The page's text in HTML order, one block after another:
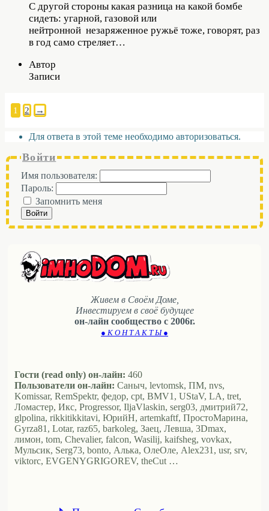
С другой стороны какая разница на какой бомбе
сидеть: угарной, газовой или
нейтронной незаряженное ружьё тоже, говорят, раз
в год само стреляет…
Автор
Записи
1 2 →
Для ответа в этой теме необходимо авторизоваться.
Войти
Имя пользователя:
Пароль:
Запомнить меня
Войти
Живем в Своём Доме,
Инвестируем в своё будущее
он-лайн сообщество с 2006г.
● К О Н Т А К Т Ы ●
Гости (read only) он-лайн: 460
Пользователи он-лайн: Саныч, levtomsk, ПМ, nvs,
Komissar, RemSpektr, федор, cpt, BMV1, UStaV, LA, tret,
Ломастер, Икс, Progressor, IljaVlaskin, serg03, дмитрий72,
glpolina, rikkitikkitavi, ЮрийН, artemkaftf, ПростоМарина,
Gyrza81, Lotar, raz65, barkoleg, Заец, Левша, 3Dmax,
лимон, tom, Chevalier, falcon, Wasilij, kaifsheg, vovkax,
Мульсик, Serg73, bonto, Алька, ОлеОле, Alex231, usr, srv,
viktorc, EVGENYGRIGOREV, theCut …